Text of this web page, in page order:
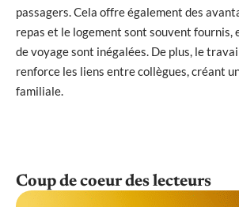
passagers. Cela offre également des
repas et le logement sont souvent fournis,
de voyage sont inégalées. De plus, le
renforce les liens entre collègues, créant
familiale.
Coup de coeur des lecteurs